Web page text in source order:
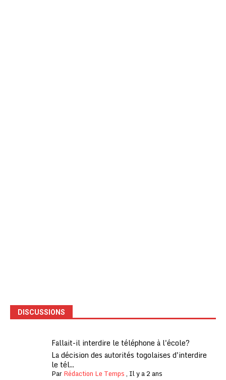
DISCUSSIONS
Fallait-il interdire le téléphone à l'école?
La décision des autorités togolaises d'interdire
le tél...
ParRédaction Le Temps, Il y a 2 ans